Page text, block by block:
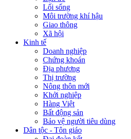
Lối sống
Môi trường khí hậu
Giao thông
Xã hội
Kinh tế
Doanh nghiệp
Chứng khoán
Địa phương
Thị trường
Nông thôn mới
Khởi nghiệp
Hàng Việt
Bất động sản
Bảo vệ người tiêu dùng
Dân tộc - Tôn giáo